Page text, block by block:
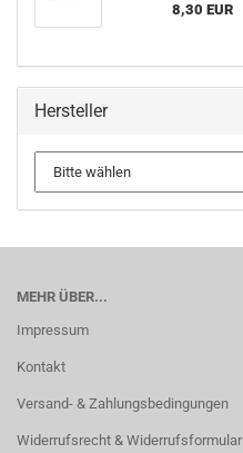
8,30 EUR
Hersteller
MEHR ÜBER...
Impressum
Kontakt
Versand- & Zahlungsbedingungen
Widerrufsrecht & Widerrufsformular